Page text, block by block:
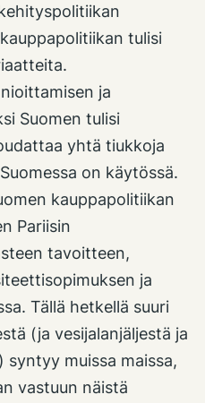
tulisi
ja
Suomen tulisi
yhtä tiukkoja
on käytössä.
kauppapolitiikan
Pariisin
tavoitteen,
ja
Tällä hetkellä suuri
(ja vesijalanjäljestä ja
muissa maissa,
vastuun näistä